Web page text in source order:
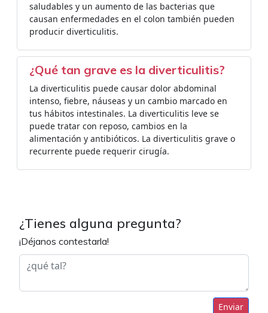
saludables y un aumento de las bacterias que
causan enfermedades en el colon también pueden
producir diverticulitis.
¿Qué tan grave es la diverticulitis?
La diverticulitis puede causar dolor abdominal
intenso, fiebre, náuseas y un cambio marcado en
tus hábitos intestinales. La diverticulitis leve se
puede tratar con reposo, cambios en la
alimentación y antibióticos. La diverticulitis grave o
recurrente puede requerir cirugía.
¿Tienes alguna pregunta?
¡Déjanos contestarla!
Enviar